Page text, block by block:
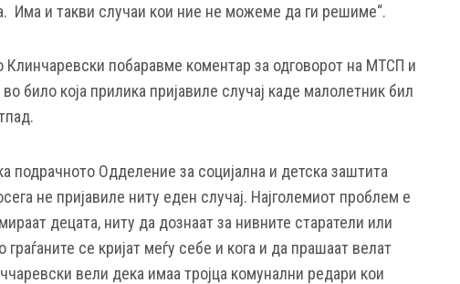
Има и такви случаи кои ние не можеме да ги решиме“.
Клинчаревски побаравме коментар за одговорот на МТСП и
било која прилика пријавиле случај каде малолетник бил
подрачното Одделение за социјална и детска заштита
не пријавиле ниту еден случај. Најголемиот проблем е
децата, ниту да дознаат за нивните старатели или
се кријат меѓу себе и кога и да прашаат велат
вели дека имаа тројца комунални редари кои